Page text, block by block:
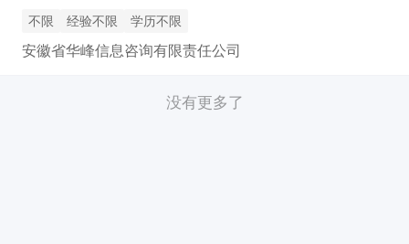
不限 经验不限 学历不限
安徽省华峰信息咨询有限责任公司
没有更多了